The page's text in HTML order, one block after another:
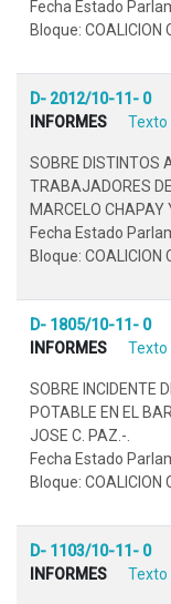
Fecha Estado
Bloque: COALICION
D- 2012/10-11- 0
INFORMES
Texto
SOBRE DISTINTOS
TRABAJADORES
MARCELO CHAPAY
Fecha Estado
Bloque: COALICION
D- 1805/10-11- 0
INFORMES
Texto
SOBRE INCIDENTE
POTABLE EN EL
JOSE C. PAZ.-.
Fecha Estado
Bloque: COALICION
D- 1103/10-11- 0
INFORMES
Texto